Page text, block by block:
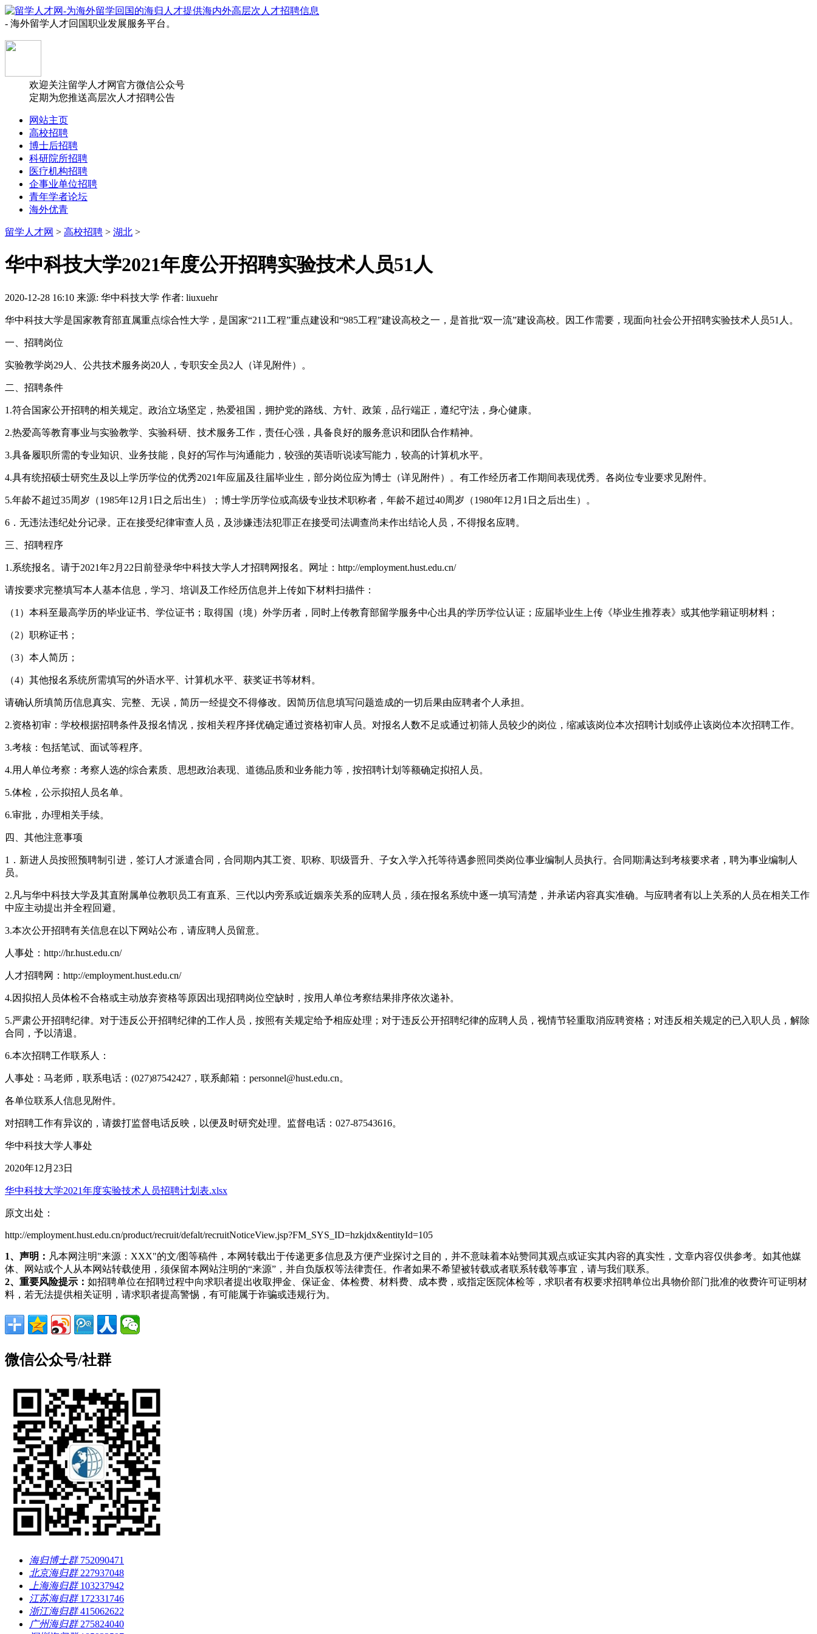
- 海外留学人才回国职业发展服务平台。
欢迎关注留学人才网官方微信公众号
定期为您推送高层次人才招聘公告
网站主页
高校招聘
博士后招聘
科研院所招聘
医疗机构招聘
企事业单位招聘
青年学者论坛
海外优青
留学人才网 > 高校招聘 > 湖北 >
华中科技大学2021年度公开招聘实验技术人员51人
2020-12-28 16:10 来源: 华中科技大学 作者: liuxuehr
华中科技大学是国家教育部直属重点综合性大学，是国家“211工程”重点建设和“985工程”建设高校之一，是首批“双一流”建设高校。因工作需要，现面向社会公开招聘实验技术人员51人。
一、招聘岗位
实验教学岗29人、公共技术服务岗20人，专职安全员2人（详见附件）。
二、招聘条件
1.符合国家公开招聘的相关规定。政治立场坚定，热爱祖国，拥护党的路线、方针、政策，品行端正，遵纪守法，身心健康。
2.热爱高等教育事业与实验教学、实验科研、技术服务工作，责任心强，具备良好的服务意识和团队合作精神。
3.具备履职所需的专业知识、业务技能，良好的写作与沟通能力，较强的英语听说读写能力，较高的计算机水平。
4.具有统招硕士研究生及以上学历学位的优秀2021年应届及往届毕业生，部分岗位应为博士（详见附件）。有工作经历者工作期间表现优秀。各岗位专业要求见附件。
5.年龄不超过35周岁（1985年12月1日之后出生）；博士学历学位或高级专业技术职称者，年龄不超过40周岁（1980年12月1日之后出生）。
6．无违法违纪处分记录。正在接受纪律审查人员，及涉嫌违法犯罪正在接受司法调查尚未作出结论人员，不得报名应聘。
三、招聘程序
1.系统报名。请于2021年2月22日前登录华中科技大学人才招聘网报名。网址：http://employment.hust.edu.cn/
请按要求完整填写本人基本信息，学习、培训及工作经历信息并上传如下材料扫描件：
（1）本科至最高学历的毕业证书、学位证书；取得国（境）外学历者，同时上传教育部留学服务中心出具的学历学位认证；应届毕业生上传《毕业生推荐表》或其他学籍证明材料；
（2）职称证书；
（3）本人简历；
（4）其他报名系统所需填写的外语水平、计算机水平、获奖证书等材料。
请确认所填简历信息真实、完整、无误，简历一经提交不得修改。因简历信息填写问题造成的一切后果由应聘者个人承担。
2.资格初审：学校根据招聘条件及报名情况，按相关程序择优确定通过资格初审人员。对报名人数不足或通过初筛人员较少的岗位，缩减该岗位本次招聘计划或停止该岗位本次招聘工作。
3.考核：包括笔试、面试等程序。
4.用人单位考察：考察人选的综合素质、思想政治表现、道德品质和业务能力等，按招聘计划等额确定拟招人员。
5.体检，公示拟招人员名单。
6.审批，办理相关手续。
四、其他注意事项
1．新进人员按照预聘制引进，签订人才派遣合同，合同期内其工资、职称、职级晋升、子女入学入托等待遇参照同类岗位事业编制人员执行。合同期满达到考核要求者，聘为事业编制人
员。
2.凡与华中科技大学及其直附属单位教职员工有直系、三代以内旁系或近姻亲关系的应聘人员，须在报名系统中逐一填写清楚，并承诺内容真实准确。与应聘者有以上关系的人员在相关工作
中应主动提出并全程回避。
3.本次公开招聘有关信息在以下网站公布，请应聘人员留意。
人事处：http://hr.hust.edu.cn/
人才招聘网：http://employment.hust.edu.cn/
4.因拟招人员体检不合格或主动放弃资格等原因出现招聘岗位空缺时，按用人单位考察结果排序依次递补。
5.严肃公开招聘纪律。对于违反公开招聘纪律的工作人员，按照有关规定给予相应处理；对于违反公开招聘纪律的应聘人员，视情节轻重取消应聘资格；对违反相关规定的已入职人员，解除
合同，予以清退。
6.本次招聘工作联系人：
人事处：马老师，联系电话：(027)87542427，联系邮箱：personnel@hust.edu.cn。
各单位联系人信息见附件。
对招聘工作有异议的，请拨打监督电话反映，以便及时研究处理。监督电话：027-87543616。
华中科技大学人事处
2020年12月23日
华中科技大学2021年度实验技术人员招聘计划表.xlsx
原文出处：
http://employment.hust.edu.cn/product/recruit/defalt/recruitNoticeView.jsp?FM_SYS_ID=hzkjdx&entityId=105
1、声明： 凡本网注明"来源：XXX"的文/图等稿件，本网转载出于传递更多信息及方便产业探讨之目的，并不意味着本站赞同其观点或证实其内容的真实性，文章内容仅供参考。如其他媒
体、网站或个人从本网站转载使用，须保留本网站注明的“来源”，并自负版权等法律责任。作者如果不希望被转载或者联系转载等事宜，请与我们联系。
2、重要风险提示： 如招聘单位在招聘过程中向求职者提出收取押金、保证金、体检费、材料费、成本费，或指定医院体检等，求职者有权要求招聘单位出具物价部门批准的收费许可证明材
料，若无法提供相关证明，请求职者提高警惕，有可能属于诈骗或违规行为。
微信公众号/社群
海归博士群 752090471
北京海归群 227937048
上海海归群 103237942
江苏海归群 172331746
浙江海归群 415062622
广州海归群 275824040